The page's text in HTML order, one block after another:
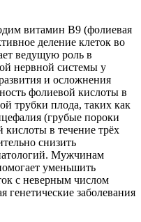
витамин В9 (фолиевая
деление клеток во
ведущую роль в
нервной системы у
и осложнения
фолиевой кислоты в
трубки плода, таких как
(грубые пороки
в течение трёх
снизить
Мужчинам
уменьшить
с неверным числом
заболевания